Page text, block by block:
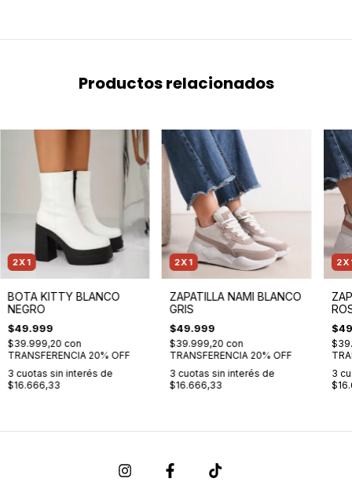
Productos relacionados
2X1
BOTA KITTY BLANCO
NEGRO
$49.999
$39.999,20 con
TRANSFERENCIA 20% OFF
3 cuotas sin interés de
$16.666,33
2X1
ZAPATILLA NAMI BLANCO
GRIS
$49.999
$39.999,20 con
TRANSFERENCIA 20% OFF
3 cuotas sin interés de
$16.666,33
3